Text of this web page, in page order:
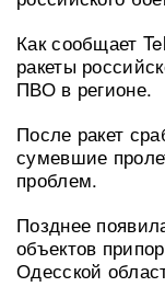
Как сообщает
ракеты
ПВО в регионе.
После ракет
сумевшие
проблем.
Позднее
объектов
Одесской